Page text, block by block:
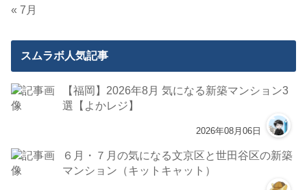
« 7月
スムラボ人気記事
【福岡】2026年8月 気になる新築マンション3
選【よかレジ】
2026年08月06日
６月・７月の気になる文京区と世田谷区の新築
マンション（キットキャット）